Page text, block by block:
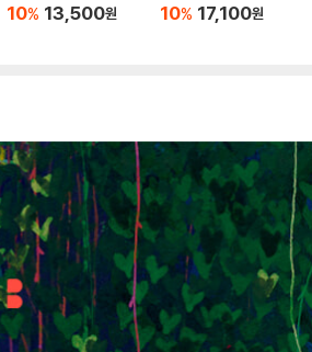
10% 13,500원 10% 17,100원